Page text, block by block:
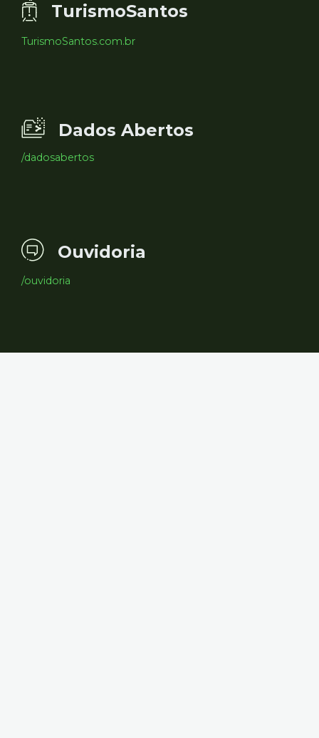
TurismoSantos
TurismoSantos.com.br
Dados Abertos
/dadosabertos
Ouvidoria
/ouvidoria